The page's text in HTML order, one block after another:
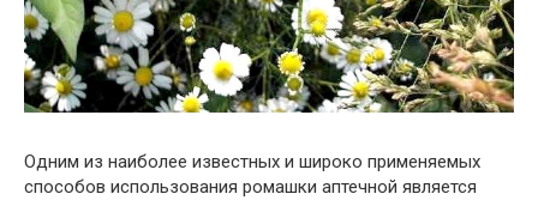
Одним из наиболее известных и широко применяемых
способов использования ромашки аптечной является